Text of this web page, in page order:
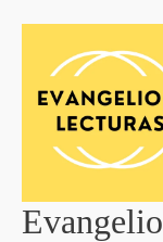
contenido